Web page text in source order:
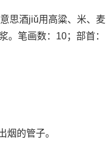
思酒jiǔ用高粱、米、麦
。笔画数：10；部首：
烟的管子。